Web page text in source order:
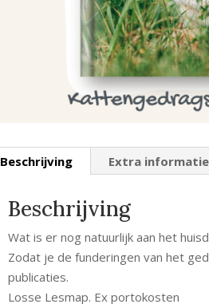
Beschrijving Extra informatie
Beschrijving
Wat is er nog natuurlijk aan het
Zodat je de funderingen van het
publicaties.
Losse Lesmap. Ex portokosten